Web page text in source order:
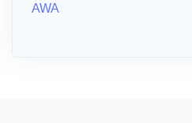
AWA